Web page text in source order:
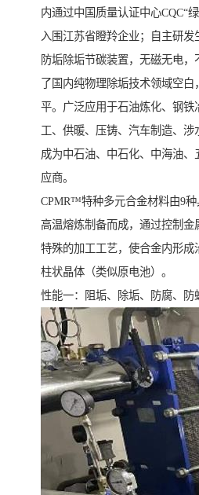
内通过中国质量认证中心CQC“
入围江苏省瞪羚企业；自主研
防垢除垢节碳装置，无磁无电
了国内纯物理除垢技术领域空
平。广泛应用于石油炼化、钢铁
工、供暖、压铸、汽车制造、
成为中石油、中石化、中海油
应商。
CPMR™特种多元合金材料由9
高温熔炼制备而成，通过控制金
特殊的加工工艺，使合金内形成
柱状晶体（类似原电池）。
性能一：阻垢、除垢、防腐、防